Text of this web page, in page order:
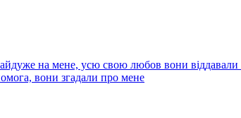
на мене, усю свою любов вони віддавали
вони згадали про мене